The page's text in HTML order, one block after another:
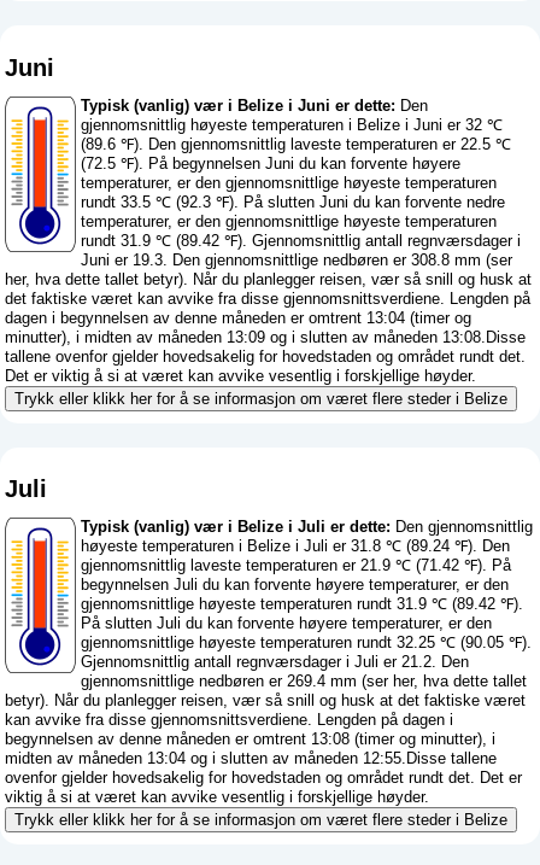
Juni
Typisk (vanlig) vær i Belize i Juni er dette: Den
gjennomsnittlig høyeste temperaturen i Belize i Juni er 32 ℃
(89.6 ℉). Den gjennomsnittlig laveste temperaturen er 22.5 ℃
(72.5 ℉). På begynnelsen Juni du kan forvente høyere
temperaturer, er den gjennomsnittlige høyeste temperaturen
rundt 33.5 ℃ (92.3 ℉). På slutten Juni du kan forvente nedre
temperaturer, er den gjennomsnittlige høyeste temperaturen
rundt 31.9 ℃ (89.42 ℉). Gjennomsnittlig antall regnværsdager i
Juni er 19.3. Den gjennomsnittlige nedbøren er 308.8 mm (ser
her, hva dette tallet betyr). Når du planlegger reisen, vær så snill og husk at
det faktiske været kan avvike fra disse gjennomsnittsverdiene. Lengden på
dagen i begynnelsen av denne måneden er omtrent 13:04 (timer og
minutter), i midten av måneden 13:09 og i slutten av måneden 13:08.Disse
tallene ovenfor gjelder hovedsakelig for hovedstaden og området rundt det.
Det er viktig å si at været kan avvike vesentlig i forskjellige høyder.
Trykk eller klikk her for å se informasjon om været flere steder i Belize
Juli
Typisk (vanlig) vær i Belize i Juli er dette: Den gjennomsnittlig
høyeste temperaturen i Belize i Juli er 31.8 ℃ (89.24 ℉). Den
gjennomsnittlig laveste temperaturen er 21.9 ℃ (71.42 ℉). På
begynnelsen Juli du kan forvente høyere temperaturer, er den
gjennomsnittlige høyeste temperaturen rundt 31.9 ℃ (89.42 ℉).
På slutten Juli du kan forvente høyere temperaturer, er den
gjennomsnittlige høyeste temperaturen rundt 32.25 ℃ (90.05 ℉).
Gjennomsnittlig antall regnværsdager i Juli er 21.2. Den
gjennomsnittlige nedbøren er 269.4 mm (ser her, hva dette tallet
betyr). Når du planlegger reisen, vær så snill og husk at det faktiske været
kan avvike fra disse gjennomsnittsverdiene. Lengden på dagen i
begynnelsen av denne måneden er omtrent 13:08 (timer og minutter), i
midten av måneden 13:04 og i slutten av måneden 12:55.Disse tallene
ovenfor gjelder hovedsakelig for hovedstaden og området rundt det. Det er
viktig å si at været kan avvike vesentlig i forskjellige høyder.
Trykk eller klikk her for å se informasjon om været flere steder i Belize